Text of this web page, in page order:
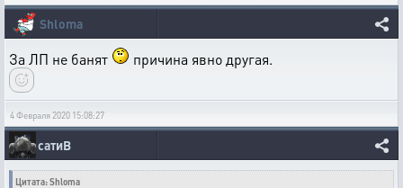
Shloma
За ЛП не банят причина явно другая.
4 Февраля 2020 15:08:27
сатиВ
Цитата: Shloma